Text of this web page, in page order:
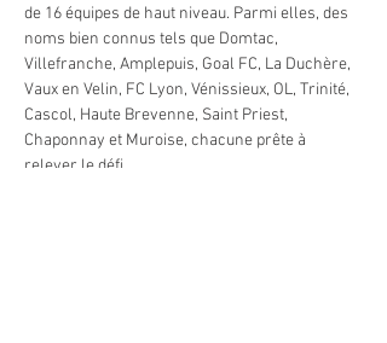
de 16 équipes de haut niveau. Parmi elles, des
noms bien connus tels que Domtac,
Villefranche, Amplepuis, Goal FC, La Duchère,
Vaux en Velin, FC Lyon, Vénissieux, OL, Trinité,
Cascol, Haute Brevenne, Saint Priest,
Chaponnay et Muroise, chacune prête à
relever le défi.